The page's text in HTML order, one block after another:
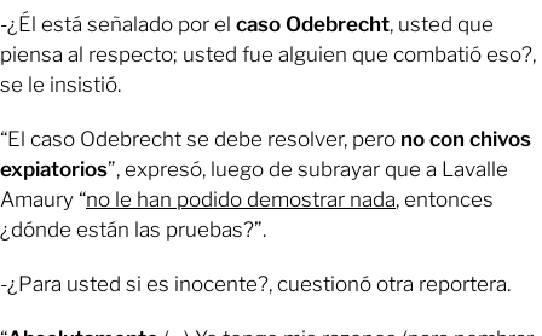
-¿Él está señalado por el caso Odebrecht, usted que
piensa al respecto; usted fue alguien que combatió eso?,
se le insistió.
“El caso Odebrecht se debe resolver, pero no con chivos
expiatorios”, expresó, luego de subrayar que a Lavalle
Amaury “no le han podido demostrar nada, entonces
¿dónde están las pruebas?”.
-¿Para usted si es inocente?, cuestionó otra reportera.